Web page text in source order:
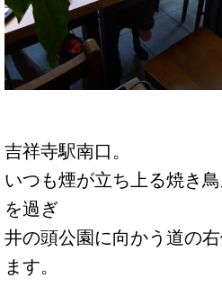
吉祥寺駅南口。
いつも煙が立ち上る焼き鳥
を過ぎ
井の頭公園に向かう道の
ます。